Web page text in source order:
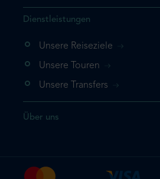
dass sich das Produkt, das
Warenkorb befindet.
einmal hinzufügen
ein weiteres Mal
Dienstleistungen
Unsere Reiseziele
Unsere Touren
Unsere Transfers
Über uns